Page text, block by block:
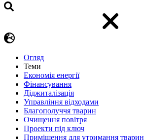
Огляд
Теми
Економія енергії
Фінансування
Діджиталізація
Управління відходами
Благополуччя тварин
Очищення повітря
Проекти під ключ
Приміщення для утримання тварин